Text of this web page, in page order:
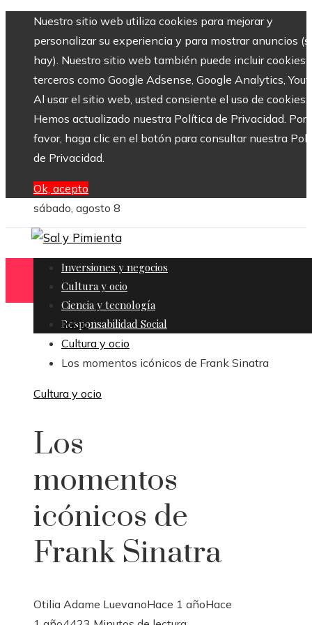
Nuestro sitio web utiliza cookies para mejorar y
personalizar su experiencia y para mostrar anuncios
hay). Nuestro sitio web también puede incluir cookies
terceros como Google Adsense, Google Analytics,
Al usar el sitio web, usted consiente el uso de cookies.
Hemos actualizado nuestra Política de Privacidad. Por
favor, haga clic en el botón para consultar nuestra
de Privacidad.
Ok, acepto
sábado, agosto 8
Inversiones y negocios
Cultura y ocio
Ciencia y tecnología
Responsabilidad Social
Inicio
Cultura y ocio
Los momentos icónicos de Frank Sinatra
Cultura y ocio
Los
momentos
icónicos de
Frank Sinatra
Otilia Adame LuevanoHace 1 añoHace